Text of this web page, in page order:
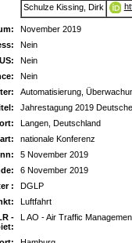
Schulze Kissing, Dirk
November 2019
Nein
Nein
Nein
Automatisierung,
Jahrestagung 2019
Langen, Deutschland
nationale Konferenz
5 November 2019
6 November 2019
:
DGLP
Luftfahrt
-
L AO - Air Traffic